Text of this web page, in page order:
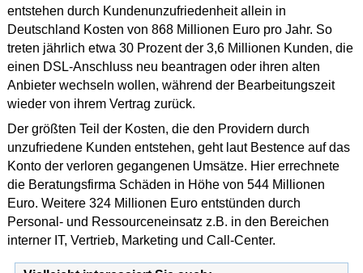
entstehen durch Kundenunzufriedenheit allein in
Deutschland Kosten von 868 Millionen Euro pro Jahr. So
treten jährlich etwa 30 Prozent der 3,6 Millionen Kunden, die
einen DSL-Anschluss neu beantragen oder ihren alten
Anbieter wechseln wollen, während der Bearbeitungszeit
wieder von ihrem Vertrag zurück.
Der größten Teil der Kosten, die den Providern durch
unzufriedene Kunden entstehen, geht laut Bestence auf das
Konto der verloren gegangenen Umsätze. Hier errechnete
die Beratungsfirma Schäden in Höhe von 544 Millionen
Euro. Weitere 324 Millionen Euro entstünden durch
Personal- und Ressourceneinsatz z.B. in den Bereichen
interner IT, Vertrieb, Marketing und Call-Center.